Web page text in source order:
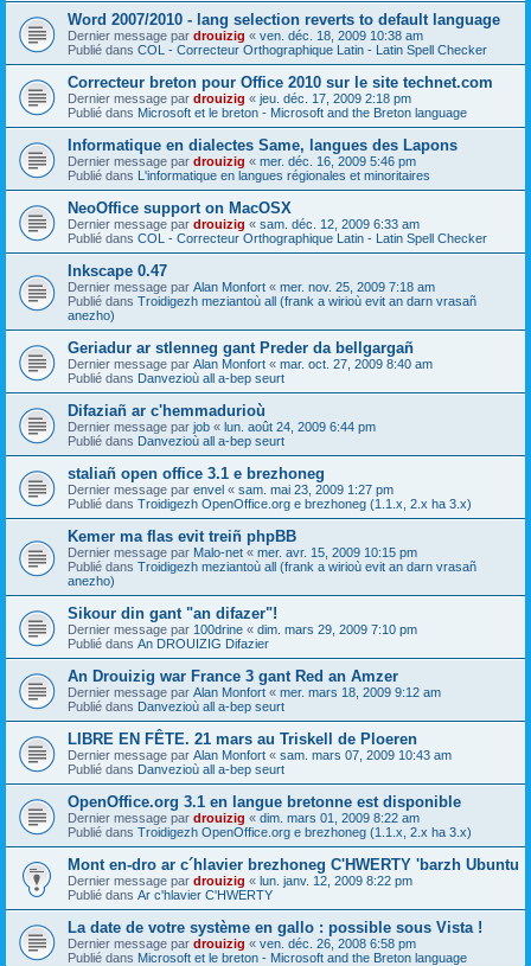
Word 2007/2010 - lang selection reverts to default language
Dernier message par drouizig « ven. déc. 18, 2009 10:38 am
Publié dans COL - Correcteur Orthographique Latin - Latin Spell Checker
Correcteur breton pour Office 2010 sur le site technet.com
Dernier message par drouizig « jeu. déc. 17, 2009 2:18 pm
Publié dans Microsoft et le breton - Microsoft and the Breton language
Informatique en dialectes Same, langues des Lapons
Dernier message par drouizig « mer. déc. 16, 2009 5:46 pm
Publié dans L'informatique en langues régionales et minoritaires
NeoOffice support on MacOSX
Dernier message par drouizig « sam. déc. 12, 2009 6:33 am
Publié dans COL - Correcteur Orthographique Latin - Latin Spell Checker
Inkscape 0.47
Dernier message par Alan Monfort « mer. nov. 25, 2009 7:18 am
Publié dans Troidigezh meziantoù all (frank a wirioù evit an darn vrasañ
anezho)
Geriadur ar stlenneg gant Preder da bellgargañ
Dernier message par Alan Monfort « mar. oct. 27, 2009 8:40 am
Publié dans Danvezioù all a-bep seurt
Difaziañ ar c'hemmadurioù
Dernier message par job « lun. août 24, 2009 6:44 pm
Publié dans Danvezioù all a-bep seurt
staliañ open office 3.1 e brezhoneg
Dernier message par envel « sam. mai 23, 2009 1:27 pm
Publié dans Troidigezh OpenOffice.org e brezhoneg (1.1.x, 2.x ha 3.x)
Kemer ma flas evit treiñ phpBB
Dernier message par Malo-net « mer. avr. 15, 2009 10:15 pm
Publié dans Troidigezh meziantoù all (frank a wirioù evit an darn vrasañ
anezho)
Sikour din gant "an difazer"!
Dernier message par 100drine « dim. mars 29, 2009 7:10 pm
Publié dans An DROUIZIG Difazier
An Drouizig war France 3 gant Red an Amzer
Dernier message par Alan Monfort « mer. mars 18, 2009 9:12 am
Publié dans Danvezioù all a-bep seurt
LIBRE EN FÊTE. 21 mars au Triskell de Ploeren
Dernier message par Alan Monfort « sam. mars 07, 2009 10:43 am
Publié dans Danvezioù all a-bep seurt
OpenOffice.org 3.1 en langue bretonne est disponible
Dernier message par drouizig « dim. mars 01, 2009 8:22 am
Publié dans Troidigezh OpenOffice.org e brezhoneg (1.1.x, 2.x ha 3.x)
Mont en-dro ar c´hlavier brezhoneg C'HWERTY 'barzh Ubuntu
Dernier message par drouizig « lun. janv. 12, 2009 8:22 pm
Publié dans Ar c'hlavier C'HWERTY
La date de votre système en gallo : possible sous Vista !
Dernier message par drouizig « ven. déc. 26, 2008 6:58 pm
Publié dans Microsoft et le breton - Microsoft and the Breton language